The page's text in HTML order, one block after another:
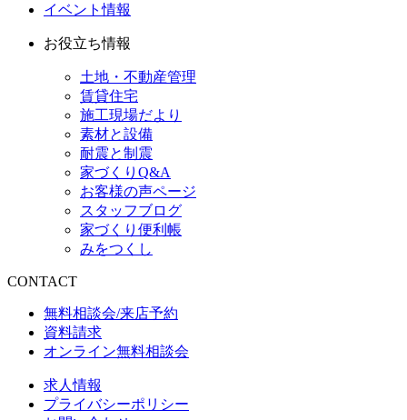
イベント情報
お役立ち情報
土地・不動産管理
賃貸住宅
施工現場だより
素材と設備
耐震と制震
家づくりQ&A
お客様の声ページ
スタッフブログ
家づくり便利帳
みをつくし
CONTACT
無料相談会/来店予約
資料請求
オンライン無料相談会
求人情報
プライバシーポリシー